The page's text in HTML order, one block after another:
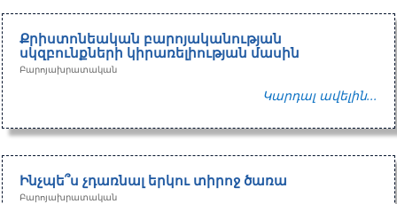
Քրիստոնեական բարոյականության
սկզբունքների կիրառելիության մասին
Բարոյախրատական
Կարդալ ավելին...
Ինչպե՞ս չդառնալ երկու տիրոջ ծառա
Բարոյախրատական